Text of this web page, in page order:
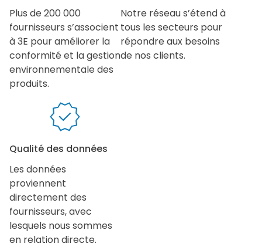
Plus de 200 000
fournisseurs s’associent
à 3E pour améliorer la
conformité et la gestion
environnementale des
produits.
Notre réseau s’étend à
tous les secteurs pour
répondre aux besoins
de nos clients.
Qualité des données
Les données
proviennent
directement des
fournisseurs, avec
lesquels nous sommes
en relation directe.